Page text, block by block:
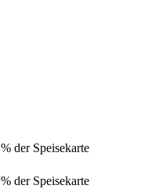
% der Speisekarte
% der Speisekarte